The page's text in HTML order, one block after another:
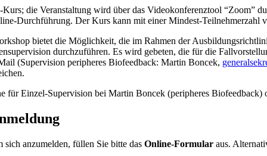
die Veranstaltung wird über das Videokonferenztool “Zoom”
Durchführung. Der Kurs kann mit einer Mindest-Teilnehmerzahl
bietet die Möglichkeit, die im Rahmen der
durchzuführen. Es wird gebeten, die für die
(Supervision peripheres Biofeedback: Martin Boncek,
für Einzel-Supervision bei Martin Boncek (peripheres
sich anzumelden, füllen Sie bitte dasOnline-Formular aus.